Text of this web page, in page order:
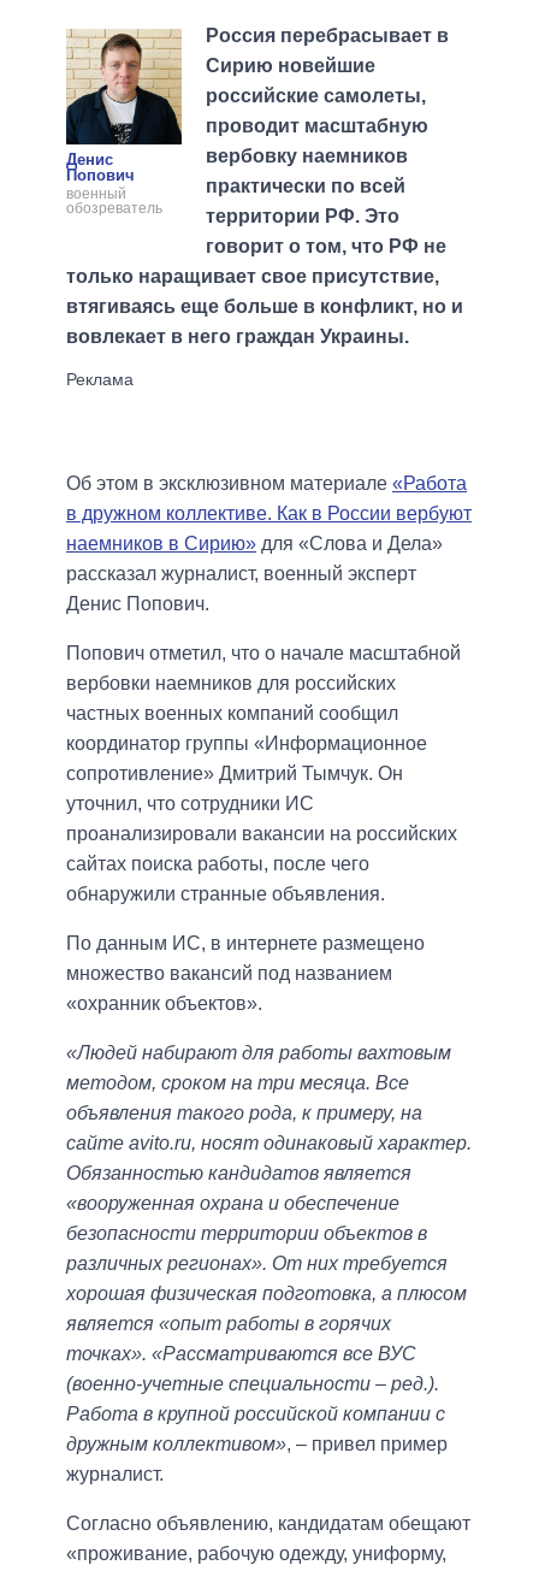
Денис
Попович
военный
обозреватель
Россия перебрасывает в
Сирию новейшие
российские самолеты,
проводит масштабную
вербовку наемников
практически по всей
территории РФ. Это
говорит о том, что РФ не
только наращивает свое присутствие,
втягиваясь еще больше в конфликт, но и
вовлекает в него граждан Украины.
Об этом в эксклюзивном материале «Работа
в дружном коллективе. Как в России вербуют
наемников в Сирию» для «Слова и Дела»
рассказал журналист, военный эксперт
Денис Попович.
Попович отметил, что о начале масштабной
вербовки наемников для российских
частных военных компаний сообщил
координатор группы «Информационное
сопротивление» Дмитрий Тымчук. Он
уточнил, что сотрудники ИС
проанализировали вакансии на российских
сайтах поиска работы, после чего
обнаружили странные объявления.
По данным ИС, в интернете размещено
множество вакансий под названием
«охранник объектов».
«Людей набирают для работы вахтовым
методом, сроком на три месяца. Все
объявления такого рода, к примеру, на
сайте avito.ru, носят одинаковый характер.
Обязанностью кандидатов является
«вооруженная охрана и обеспечение
безопасности территории объектов в
различных регионах». От них требуется
хорошая физическая подготовка, а плюсом
является «опыт работы в горячих
точках». «Рассматриваются все ВУС
(военно-учетные специальности – ред.).
Работа в крупной российской компании с
дружным коллективом», – привел пример
журналист.
Согласно объявлению, кандидатам обещают
«проживание, рабочую одежду, униформу,